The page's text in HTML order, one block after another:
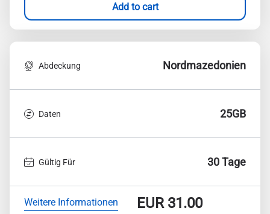
Add to cart
Abdeckung Nordmazedonien
Daten 25GB
Gültig Für 30 Tage
Weitere Informationen EUR31.00